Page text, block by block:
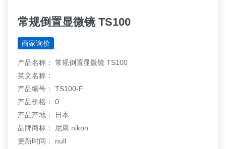
常规倒置显微镜 TS100
商家询价
产品名称： 常规倒置显微镜 TS100
英文名称：
产品编号： TS100-F
产品价格： 0
产品产地： 日本
品牌商标： 尼康 nikon
更新时间： null